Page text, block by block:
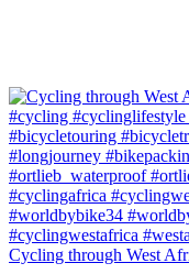
Cycling through West